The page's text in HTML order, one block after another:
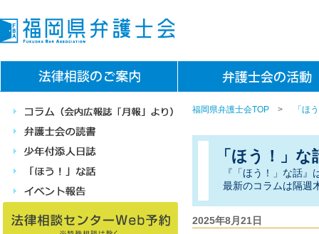
福岡県弁護士会TOP > 「ほ
「ほう！」な
『「ほう！」な話
最新のコラムは隔週
2025年8月21日